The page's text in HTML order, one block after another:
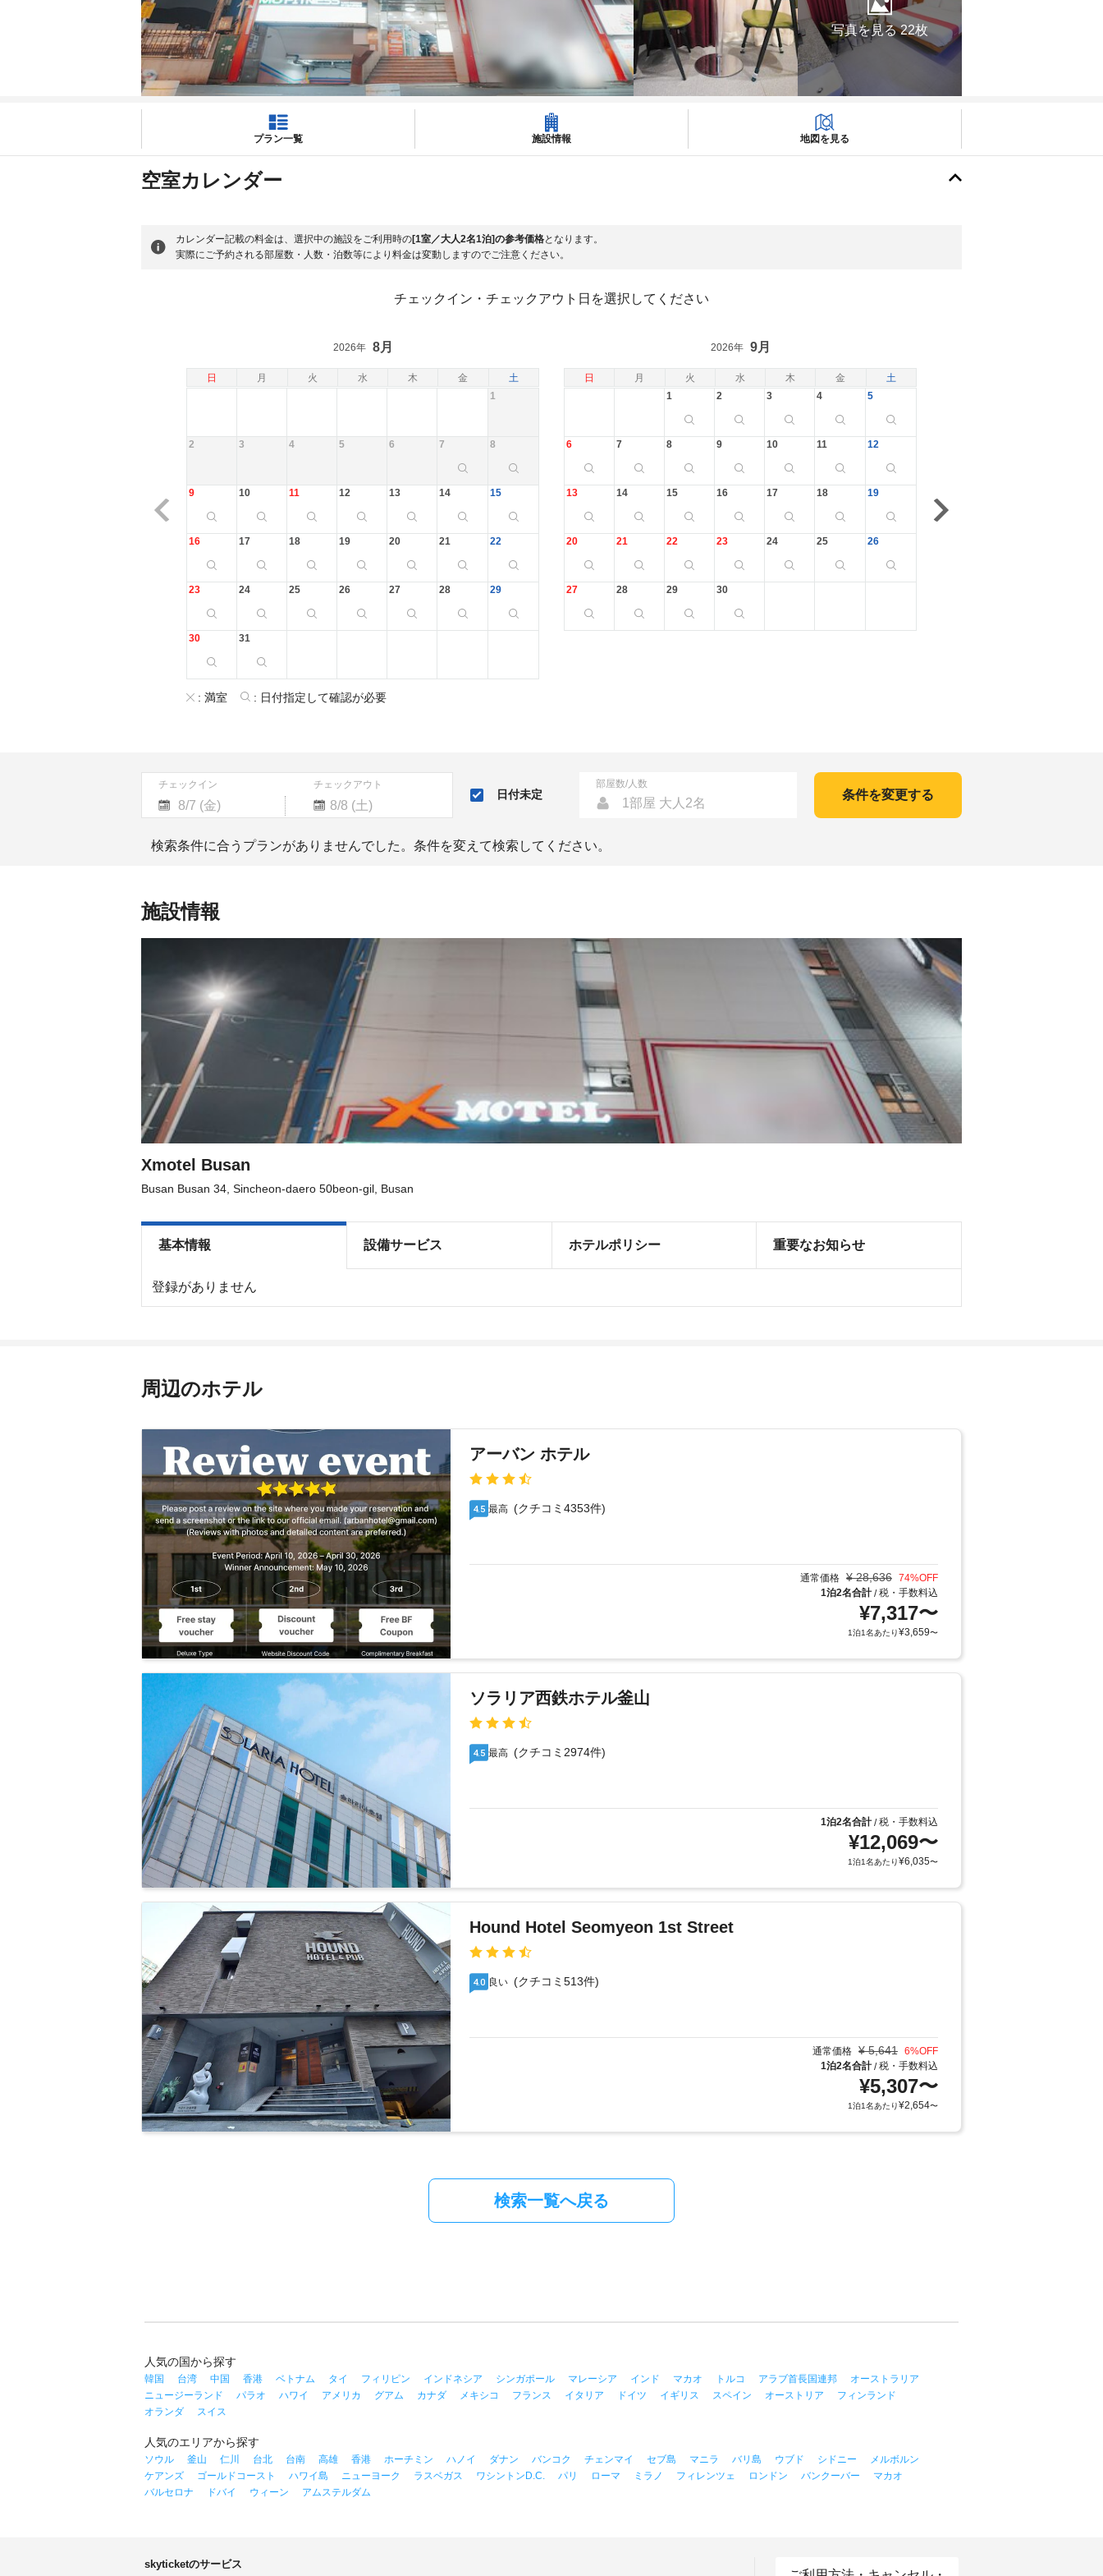
写真を見る 22枚
プラン一覧 施設情報 地図を見る
空室カレンダー
カレンダー記載の料金は、選択中の施設をご利用時の[1室／大人2名1泊]の参考価格となります。
実際にご予約される部屋数・人数・泊数等により料金は変動しますのでご注意ください。
チェックイン・チェックアウト日を選択してください
日 月 火 水 木 金 土 日 月 火 水 木 金 土
2026年 8月
1
2 3 4 5 6 7 8
9 10 11 12 13 14 15
16 17 18 19 20 21 22
23 24 25 26 27 28 29
30 31
2026年 9月
1 2 3 4 5
6 7 8 9 10 11 12
13 14 15 16 17 18 19
20 21 22 23 24 25 26
27 28 29 30
: 満室 : 日付指定して確認が必要
チェックイン チェックアウト
Navigate
forward
to
calendar
and
select
Press
question
mark
the
keyboard
shortcuts
for
changing
dates.
Navigate
to
select
Press
question
mark
to
get
the
keyboard
shortcuts
for
changing
日付未定
部屋数/人数
1部屋 大人2名
条件を変更する
検索条件に合うプランがありませんでした。条件を変えて検索してください。
施設情報
Xmotel Busan
Busan Busan 34, Sincheon-daero 50beon-gil, Busan
基本情報 設備サービス ホテルポリシー 重要なお知らせ
登録がありません
周辺のホテル
アーバン ホテル
4.5 最高 (クチコミ4353件)
通常価格 ¥ 28,636 74%OFF
1泊2名合計/税・手数料込
¥7,317〜
1泊1名あたり¥3,659〜
ソラリア西鉄ホテル釜山
4.5 最高 (クチコミ2974件)
1泊2名合計/税・手数料込
¥12,069〜
1泊1名あたり¥6,035〜
Hound Hotel Seomyeon 1st Street
4.0 良い (クチコミ513件)
通常価格 ¥ 5,641 6%OFF
1泊2名合計/税・手数料込
¥5,307〜
1泊1名あたり¥2,654〜
検索一覧へ戻る
人気の国から探す
韓国 台湾 中国 香港 ベトナム タイ フィリピン インドネシア シンガポール マレーシア インド マカオ トルコ アラブ首長国連邦
オーストラリア
ニュージーランド
パラオ ハワイ アメリカ グアム カナダ メキシコ フランス イタリア ドイツ イギリス スペイン オーストリア
フィンランド
オランダ
スイス
人気のエリアから探す
ソウル 釜山 仁川 台北 台南 高雄 香港 ホーチミン ハノイ ダナン バンコク チェンマイ セブ島 マニラ バリ島 ウブド シドニー
メルボルン
ケアンズ
ゴールドコースト ハワイ島 ニューヨーク ラスベガス ワシントンD.C. パリ ローマ ミラノ フィレンツェ ロンドン バンクーバー
マカオ
バルセロナ
ドバイ ウィーン アムステルダム